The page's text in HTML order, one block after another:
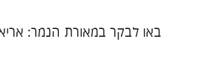
באו לבקר במאורת הנמר: